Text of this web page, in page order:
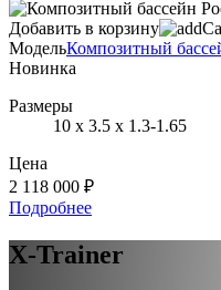
Добавить в корзину
МодельКомпозитный
Новинка
Размеры
10 х 3.5 х 1.3-1.65
Цена
2 118 000 ₽
Подробнее
X-Trainer